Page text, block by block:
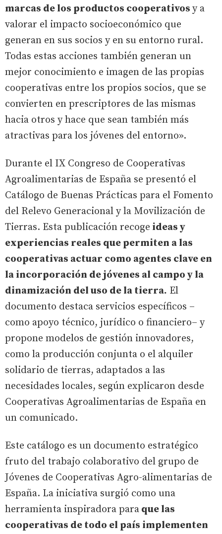
marcas de los productos cooperativos y a
valorar el impacto socioeconómico que
generan en sus socios y en su entorno rural.
Todas estas acciones también generan un
mejor conocimiento e imagen de las propias
cooperativas entre los propios socios, que se
convierten en prescriptores de las mismas
hacia otros y hace que sean también más
atractivas para los jóvenes del entorno».
Durante el IX Congreso de Cooperativas
Agroalimentarias de España se presentó el
Catálogo de Buenas Prácticas para el Fomento
del Relevo Generacional y la Movilización de
Tierras. Esta publicación recoge ideas y
experiencias reales que permiten a las
cooperativas actuar como agentes clave en
la incorporación de jóvenes al campo y la
dinamización del uso de la tierra. El
documento destaca servicios específicos –
como apoyo técnico, jurídico o financiero– y
propone modelos de gestión innovadores,
como la producción conjunta o el alquiler
solidario de tierras, adaptados a las
necesidades locales, según explicaron desde
Cooperativas Agroalimentarias de España en
un comunicado.
Este catálogo es un documento estratégico
fruto del trabajo colaborativo del grupo de
Jóvenes de Cooperativas Agro-alimentarias de
España. La iniciativa surgió como una
herramienta inspiradora para que las
cooperativas de todo el país implementen